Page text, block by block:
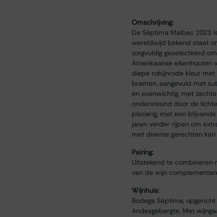
Omschrijving:
De Séptima Malbec 2023
wereldwijd bekend staat
zorgvuldig geselecteerd
Amerikaanse eikenhouten
diepe robijnrode kleur
bramen, aangevuld met
en evenwichtig, met
ondersteund door de
plezierig, met een
jaren verder rijpen om
met diverse gerechten kan
Pairing:
Uitstekend te combineren
van de wijn
Wijnhuis:
Bodega Séptima,
Andesgebergte. Met